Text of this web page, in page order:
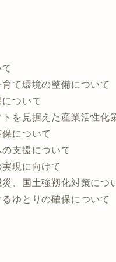
て環境の整備について
ついて
を見据えた産業活性化
保について
の支援について
現に向けて
、国土強靱化対策につ
ゆとりの確保について